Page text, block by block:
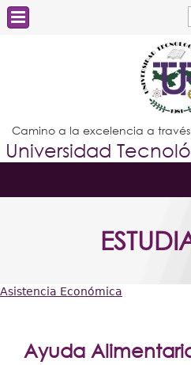
Camino a la excelencia a
Universidad
Conoce
Asistencia Económica
Ayuda